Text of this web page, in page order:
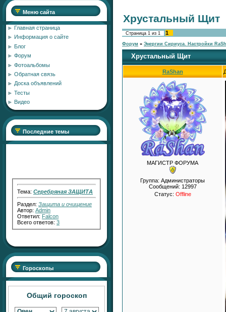
Меню сайта
Главная страница
Информация о сайте
Блог
Форум
Фотоальбомы
Обратная связь
Доска объявлений
Тесты
Видео
Последние темы
Раздел:Защита и очищение
Автор:
Admin
Ответил:Falcon
Всего ответов:
Тема:"Серебряный Голос"
Раздел:Работа с Кармой
Автор:RaShan
Ответил:Transfiguration
Всего ответов:2
Гороскопы
Общий гороскоп
Хрустальный Щит
Страница 1 из 1 1
Форум » Энергии Сириуса. Настройки
Хрустальный Щит
RaShan
МАГИСТР ФОРУМА
Группа: Администраторы
Сообщений: 12997
Статус: Offline